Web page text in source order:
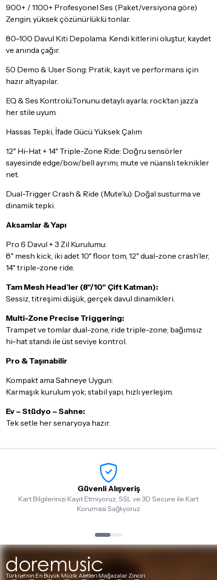
tarihinden itibaren14 Güniçerisinde iade edebilir ya da
değiştirebilirsiniz.
İade ve değişimi talep edilecek ürünün ticari vasfını yitirmemiş
eksiksiz olması gerekmektedir. Satın almış olduğunuz ürünü
göndermeden önce mutlaka
İade ve değişim koşulları, ürün kategorilerine göre farklılık
gösterebilir. Lütfen satın almadan önce ilgili ürünün
iade/değişim şartlarını kontrol ettiğinizden emin olun.
900+ / 1100+ Profesyonel Ses (Paket/versiyona göre)
Zengin, yüksek çözünürlüklü tonlar.
80–100 Davul Kiti Depolama: Kendi kitlerini oluştur, kaydet
ve anında çağır.
50 Demo & User Song: Pratik, kayıt ve performans için
hazır altyapılar.
EQ & Ses Kontrolü:Tonunu detaylı ayarla; rock’tan jazz’a
her stile uyum.
Hassas Tepki, İfade Gücü Yüksek Çalım
12" Hi-Hat + 14" Triple-Zone Ride: Doğru sensörler
sayesinde edge/bow/bell ayrımı, mute ve nüanslı teknikler
net.
Dual-Trigger Crash & Ride (Mute’lu): Doğal susturma ve
dinamik tepki.
Aksamlar & Yapı
Pro 6 Davul + 3 Zil Kurulumu:
8" mesh kick, iki adet 10" floor tom, 12" dual-zone crash’ler,
14" triple-zone ride.
Tam Mesh Head’ler (8"/10" Çift Katman):
Sessiz, titreşimi düşük, gerçek davul dinamikleri.
Multi-Zone Precise Triggering:
Trampet ve tomlar dual-zone, ride triple-zone; bağımsız
hi-hat standı ile üst seviye kontrol.
Pro & Taşınabilir
Kompakt ama Sahneye Uygun:
Karmaşık kurulum yok; stabil yapı, hızlı yerleşim.
Ev – Stüdyo – Sahne:
Tek setle her senaryoya hazır.
Güvenli Alışveriş
Kart Bilgilerinizi Kayıt Etmiyoruz, SSL ve 3D Secure ile Kart
Koruması Sağlıyoruz
Türkiye'nin En Büyük Müzik Aletleri Mağazalar Zinciri